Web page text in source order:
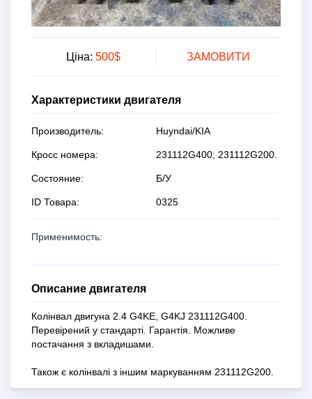
Ціна:500$ ЗАМОВИТИ
Характеристики двигателя
Производитель: Huyndai/KIA
Кросс номера: 231112G400; 231112G200.
Состояние: Б/У
ID Товара: 0325
Применимость:
Описание двигателя
Колінвал двигуна 2.4 G4KE, G4KJ 231112G400.
Перевірений у стандарті. Гарантія. Можливе
постачання з вкладишами.
Також є колінвалі з іншим маркуванням 231112G200.